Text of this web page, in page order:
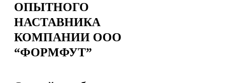
ОПЫТНОГО
НАСТАВНИКА
КОМПАНИИ ООО
“ФОРМФУТ”